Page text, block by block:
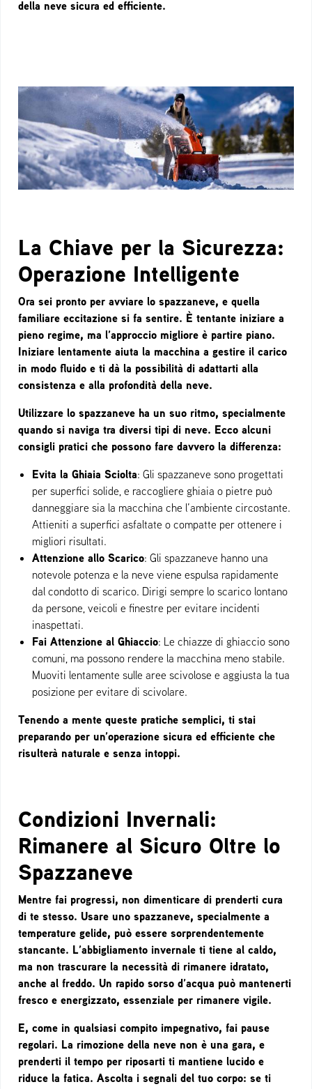
della neve sicura ed efficiente.
La Chiave per la Sicurezza:
Operazione Intelligente
Ora sei pronto per avviare lo spazzaneve, e quella
familiare eccitazione si fa sentire. È tentante iniziare a
pieno regime, ma l’approccio migliore è partire piano.
Iniziare lentamente aiuta la macchina a gestire il carico
in modo fluido e ti dà la possibilità di adattarti alla
consistenza e alla profondità della neve.
Utilizzare lo spazzaneve ha un suo ritmo, specialmente
quando si naviga tra diversi tipi di neve. Ecco alcuni
consigli pratici che possono fare davvero la differenza:
Evita la Ghiaia Sciolta: Gli spazzaneve sono progettati
per superfici solide, e raccogliere ghiaia o pietre può
danneggiare sia la macchina che l’ambiente circostante.
Attieniti a superfici asfaltate o compatte per ottenere i
migliori risultati.
Attenzione allo Scarico: Gli spazzaneve hanno una
notevole potenza e la neve viene espulsa rapidamente
dal condotto di scarico. Dirigi sempre lo scarico lontano
da persone, veicoli e finestre per evitare incidenti
inaspettati.
Fai Attenzione al Ghiaccio: Le chiazze di ghiaccio sono
comuni, ma possono rendere la macchina meno stabile.
Muoviti lentamente sulle aree scivolose e aggiusta la tua
posizione per evitare di scivolare.
Tenendo a mente queste pratiche semplici, ti stai
preparando per un’operazione sicura ed efficiente che
risulterà naturale e senza intoppi.
Condizioni Invernali:
Rimanere al Sicuro Oltre lo
Spazzaneve
Mentre fai progressi, non dimenticare di prenderti cura
di te stesso. Usare uno spazzaneve, specialmente a
temperature gelide, può essere sorprendentemente
stancante. L’abbigliamento invernale ti tiene al caldo,
ma non trascurare la necessità di rimanere idratato,
anche al freddo. Un rapido sorso d’acqua può mantenerti
fresco e energizzato, essenziale per rimanere vigile.
E, come in qualsiasi compito impegnativo, fai pause
regolari. La rimozione della neve non è una gara, e
prenderti il tempo per riposarti ti mantiene lucido e
riduce la fatica. Ascolta i segnali del tuo corpo: se ti